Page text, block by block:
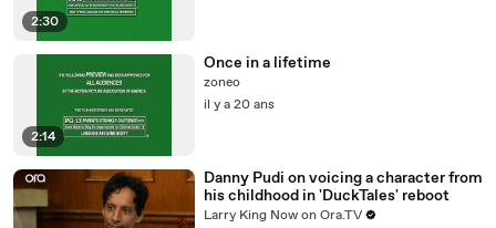
2:30
2:14
Once in a lifetime
zoneo
il y a 20 ans
Danny Pudi on voicing a character from
his childhood in 'DuckTales' reboot
Larry King Now on Ora.TV